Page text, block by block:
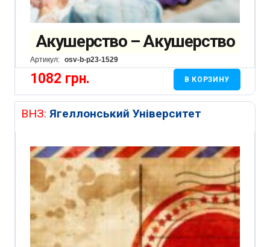
Акушерство – Акушерство
Артикул: osv-b-p23-1529
1082 грн. В КОРЗИНУ
ВНЗ: Ягеллонський Університет